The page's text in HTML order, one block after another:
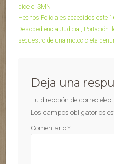
dice el SMN
Hechos Policiales acaecidos este
Desobediencia Judicial, Portación
secuestro de una motocicleta
Deja una
Tu dirección de correo
Los campos obligatorios
Comentario*